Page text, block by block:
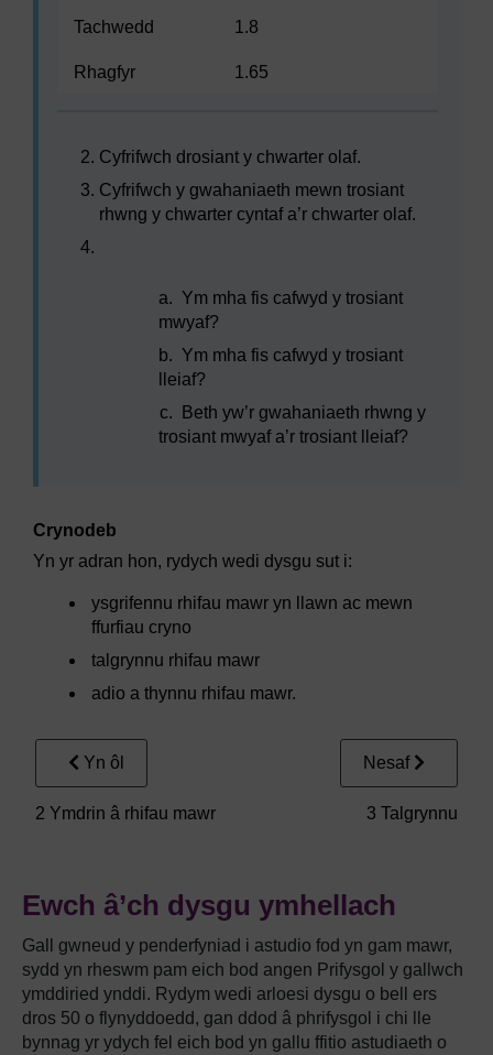
Tachwedd 1.8
Rhagfyr 1.65
Cyfrifwch drosiant y chwarter olaf.
Cyfrifwch y gwahaniaeth mewn trosiant
rhwng y chwarter cyntaf a’r chwarter olaf.
a. Ym mha fis cafwyd y trosiant
mwyaf?
b. Ym mha fis cafwyd y trosiant
lleiaf?
c.
Beth yw’r gwahaniaeth rhwng y
trosiant mwyaf a’r trosiant lleiaf?
Crynodeb
Yn yr adran hon, rydych wedi dysgu sut i:
ysgrifennu rhifau mawr yn llawn ac mewn
ffurfiau cryno
talgrynnu rhifau mawr
adio a thynnu rhifau mawr.
Yn ôl
2 Ymdrin â rhifau mawr
Nesaf
3 Talgrynnu
Ewch â’ch dysgu ymhellach
Gall gwneud y penderfyniad i astudio fod yn gam mawr,
sydd yn rheswm pam eich bod angen Prifysgol y gallwch
ymddiried ynddi. Rydym wedi arloesi dysgu o bell ers
dros 50 o flynyddoedd, gan ddod â phrifysgol i chi lle
bynnag yr ydych fel eich bod yn gallu ffitio astudiaeth o